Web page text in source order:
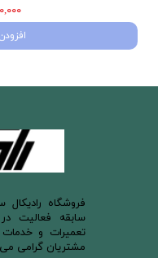
سابقه فعالیت
مشتریان گرامی